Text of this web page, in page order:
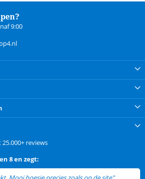
9:00
25.000+ reviews
8 en zegt: